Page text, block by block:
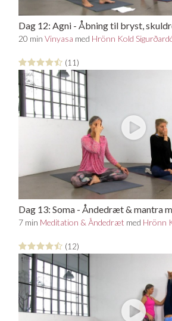
Dag 12: Agni - Åbning til bryst,
20 minVinyasa med Hrönn Kold
(11)
Dag 13: Soma - Åndedræt & mantra
7 min Meditation & Åndedræt med Hrönn
(12)